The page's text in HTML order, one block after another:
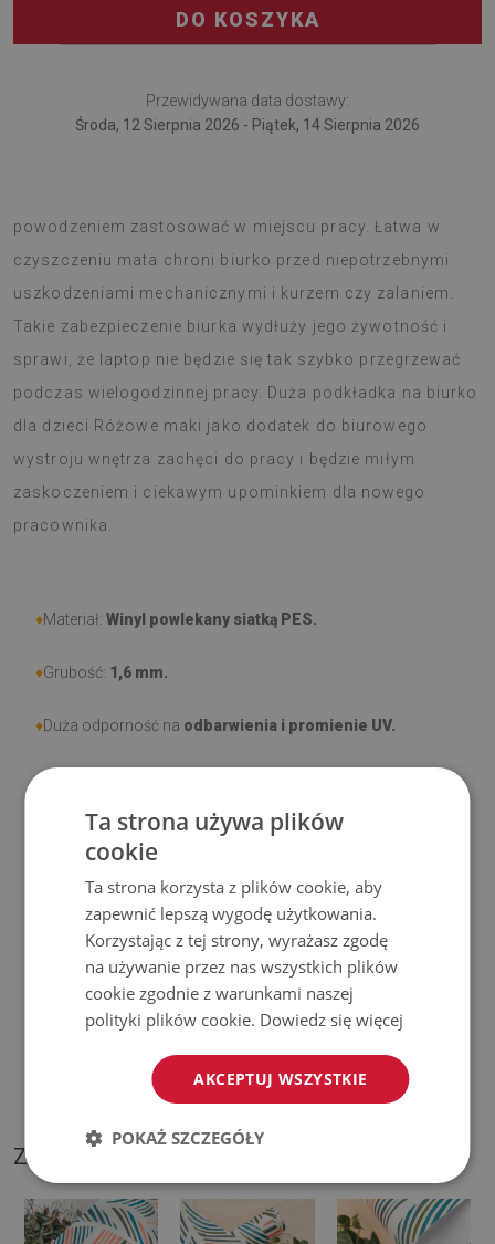
DO KOSZYKA
Przewidywana data dostawy:
Środa, 12 Sierpnia 2026 - Piątek, 14 Sierpnia 2026
powodzeniem zastosować w miejscu pracy. Łatwa w
czyszczeniu mata chroni biurko przed niepotrzebnymi
uszkodzeniami mechanicznymi i kurzem czy zalaniem.
Takie zabezpieczenie biurka wydłuży jego żywotność i
sprawi, że laptop nie będzie się tak szybko przegrzewać
podczas wielogodzinnej pracy. Duża podkładka na biurko
dla dzieci Różowe maki jako dodatek do biurowego
wystroju wnętrza zachęci do pracy i będzie miłym
zaskoczeniem i ciekawym upominkiem dla nowego
pracownika.
♦Materiał: Winyl powlekany siatką PES.
♦Grubość: 1,6 mm.
♦Duża odporność na odbarwienia i promienie UV.
♦
Prosimy pamiętać, że uszkodzenia powstałe przy
użytkowaniu wynikające z upływu czasu (np. przetarcia) nie
podlegają reklamacjom.
Jak dbać o produkt?
Czyść wilgotną szmatką —nie używaj silnych środków
chemicznych.
Regularnie wietrz dolną warstwę podkładki.
ZDJĘCIA NASZEGO PRODUKTU
Ta strona używa plików
cookie
Ta strona korzysta z plików cookie, aby
zapewnić lepszą wygodę użytkowania.
Korzystając z tej strony, wyrażasz zgodę
na używanie przez nas wszystkich plików
cookie zgodnie z warunkami naszej
polityki plików cookie. Dowiedz się więcej
AKCEPTUJ WSZYSTKIE
POKAŻ SZCZEGÓŁY